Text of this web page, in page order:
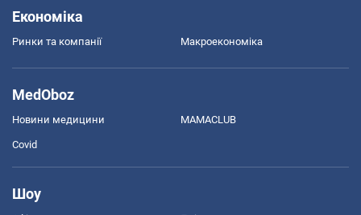
Економіка
Ринки та компанії Макроекономіка
MedOboz
Новини медицини MAMACLUB
Covid
Шоу